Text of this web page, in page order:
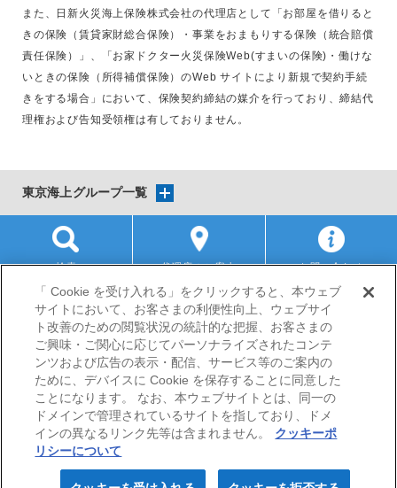
また、日新火災海上保険株式会社の代理店として「お部屋を借りると
きの保険（賃貸家財総合保険）・事業をおまもりする保険（統合賠償
責任保険）」、「お家ドクター火災保険Web(すまいの保険)・働けな
いときの保険（所得補償保険）のWeb サイトにより新規で契約手続
きをする場合」において、保険契約締結の媒介を行っており、締結代
理権および告知受領権は有しておりません。
東京海上グループ一覧
検索 代理店のご案内 お問い合わせ
サイトマップ 当サイトのご利用にあたって勧誘方針
プライバシーポリシー
（個人情報のお取扱いについて）
© Nisshin Fire & Marine Insurance Co.,Ltd. All Rights
「 Cookie を受け入れる」をクリックすると、本ウェブ
サイトにおいて、お客さまの利便性向上、ウェブサイ
ト改善のための閲覧状況の統計的な把握、お客さまの
ご興味・ご関心に応じてパーソナライズされたコンテ
ンツおよび広告の表示・配信、サービス等のご案内の
ために、デバイスに Cookie を保存することに同意した
ことになります。 なお、本ウェブサイトとは、同一の
ドメインで管理されているサイトを指しており、ドメ
インの異なるリンク先等は含まれません。
クッキーポ
リシーについて